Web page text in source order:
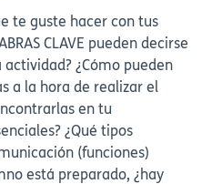
te guste hacer con tus
CLAVE pueden decirse
¿Cómo pueden
a la hora de realizar el
en tu
¿Qué tipos
(funciones)
está preparado, ¿hay